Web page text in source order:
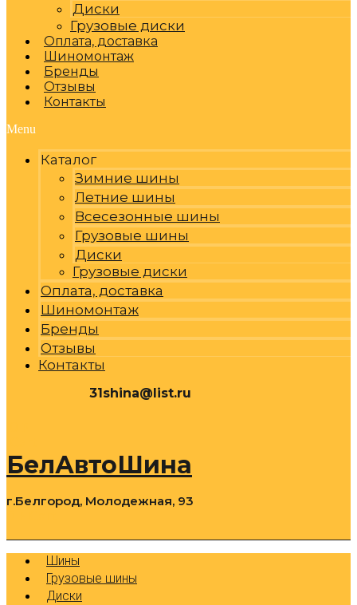
Диски
Грузовые диски
Оплата, доставка
Шиномонтаж
Бренды
Отзывы
Контакты
Menu
Каталог
Зимние шины
Летние шины
Всесезонные шины
Грузовые шины
Диски
Грузовые диски
Оплата, доставка
Шиномонтаж
Бренды
Отзывы
Контакты
31shina@list.ru
БелАвтоШина
г.Белгород, Молодежная, 93
Шины
Грузовые шины
Диски